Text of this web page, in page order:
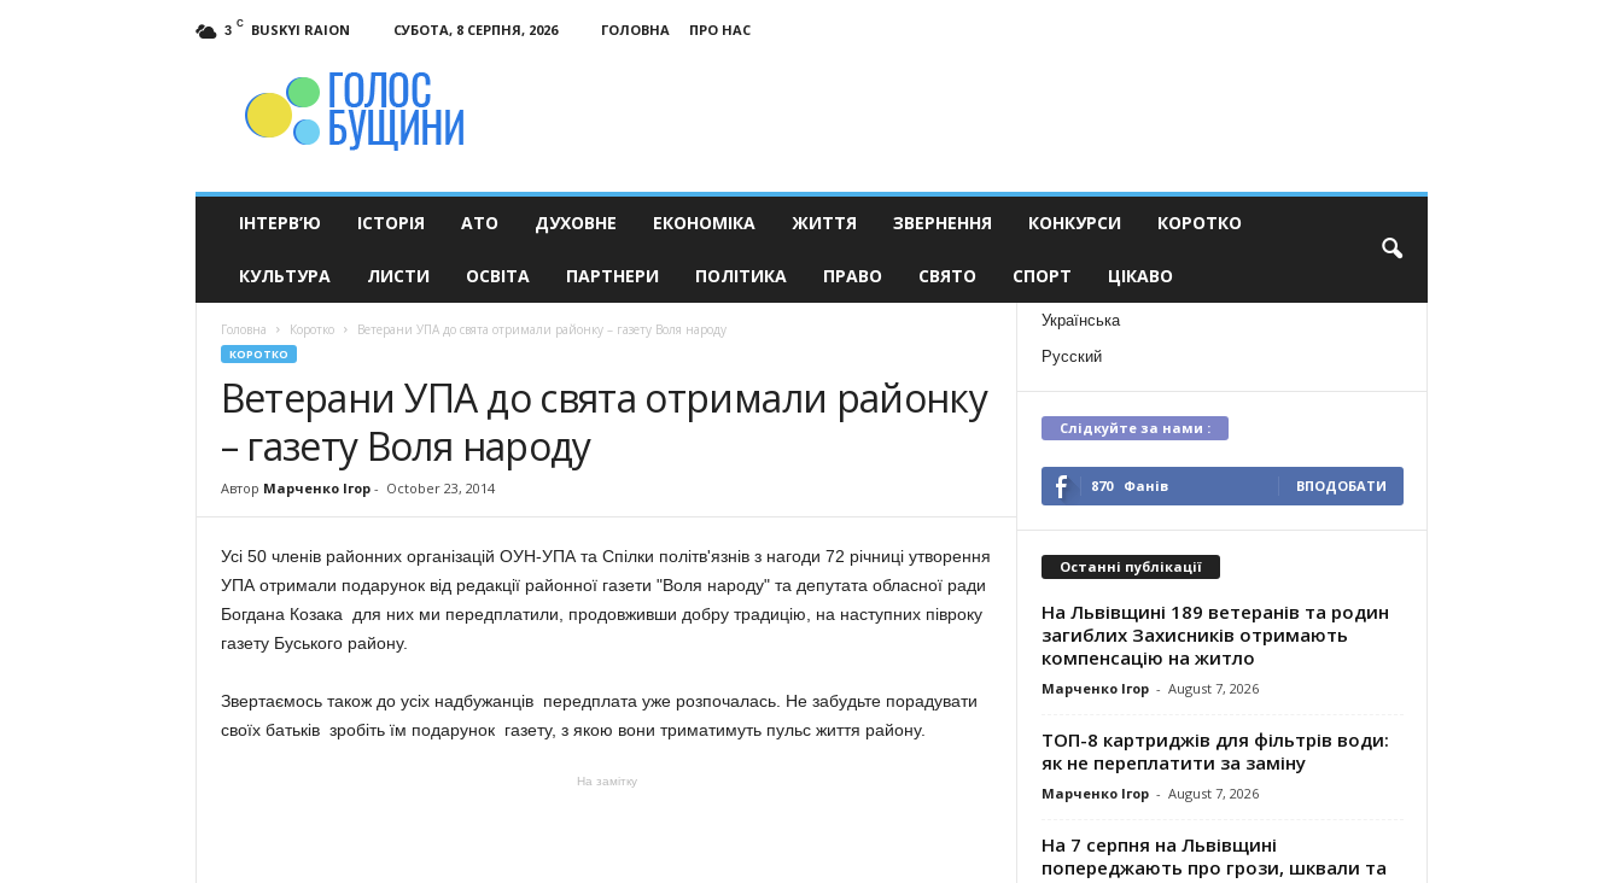
3 C BUSKYI RAION СУБОТА, 8 СЕРПНЯ, 2026 ГОЛОВНА
ПРО НАС
ІНТЕРВ’Ю ІСТОРІЯ АТО ДУХОВНЕ ЕКОНОМІКА ЖИТТЯ ЗВЕРНЕННЯ КОНКУРСИ КОРОТКО
КУЛЬТУРА ЛИСТИ ОСВІТА ПАРТНЕРИ ПОЛІТИКА ПРАВО СВЯТО СПОРТ ЦІКАВО
Головна Коротко Ветерани УПА до свята отримали районку – газету Воля народу
КОРОТКО
Ветерани УПА до свята отримали районку
– газету Воля народу
Автор Марченко Ігор- October 23, 2014
Усі 50 членів районних організацій ОУН-УПА та Спілки політв'язнів з нагоди 72 річниці утворення
УПА отримали подарунок від редакції районної газети "Воля народу" та депутата обласної ради
Богдана Козака для них ми передплатили, продовживши добру традицію, на наступних півроку
газету Буського району.
Звертаємось також до усіх надбужанців передплата уже розпочалась. Не забудьте порадувати
своїх батьків зробіть їм подарунок газету, з якою вони триматимуть пульс життя району.
На замітку
Українська
Русский
Слідкуйте за нами :
870 Фанів ВПОДОБАТИ
Останні публікації
На Львівщині 189 ветеранів та родин
загиблих Захисників отримають
компенсацію на житло
Марченко Ігор - August 7, 2026
ТОП-8 картриджів для фільтрів води:
як не переплатити за заміну
Марченко Ігор - August 7, 2026
На 7 серпня на Львівщині
попереджають про грози, шквали та